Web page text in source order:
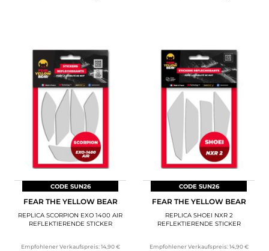
CODE SUN26
FEAR THE YELLOW BEAR
REPLICA SCORPION EXO 1400 AIR
REFLEKTIERENDE STICKER
Empfohlener Verkaufspreis: 14,90 €
CODE SUN26
FEAR THE YELLOW BEAR
REPLICA SHOEI NXR 2
REFLEKTIERENDE STICKER
Empfohlener Verkaufspreis: 14,90 €